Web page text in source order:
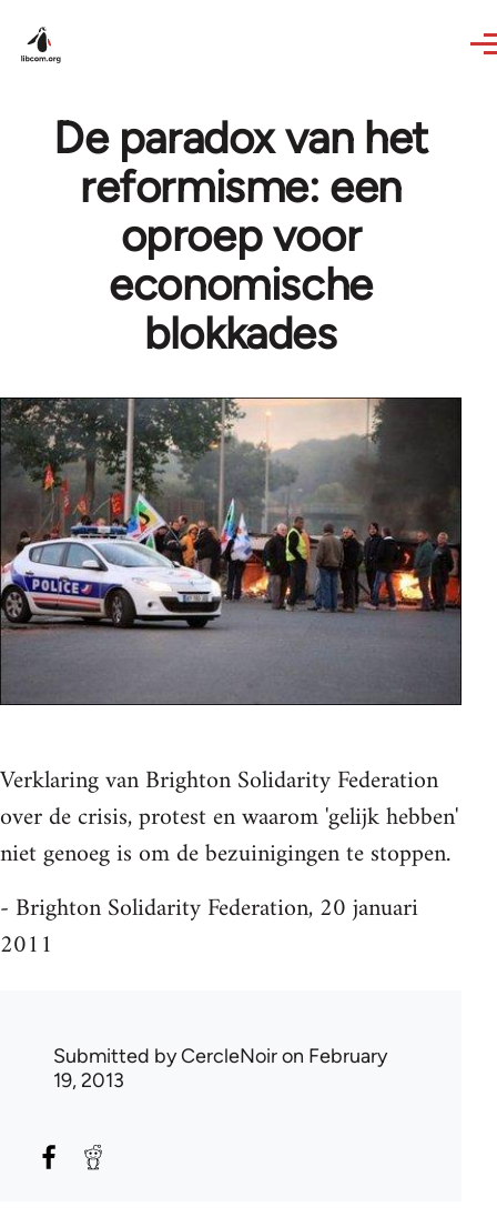
De paradox van het
reformisme: een
oproep voor
economische
blokkades
Verklaring van Brighton Solidarity Federation
over de crisis, protest en waarom 'gelijk hebben'
niet genoeg is om de bezuinigingen te stoppen.
- Brighton Solidarity Federation, 20 januari
2011
Submitted byCercleNoiron February
19, 2013